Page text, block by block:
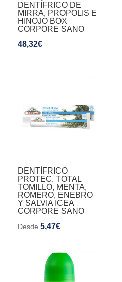
DENTÍFRICO DE
MIRRA, PROPOLIS E
HINOJO BOX
CORPORE SANO
48,32€
DENTÍFRICO
PROTEC. TOTAL
TOMILLO, MENTA,
ROMERO, ENEBRO
Y SALVIA ICEA
CORPORE SANO
Desde5,47€